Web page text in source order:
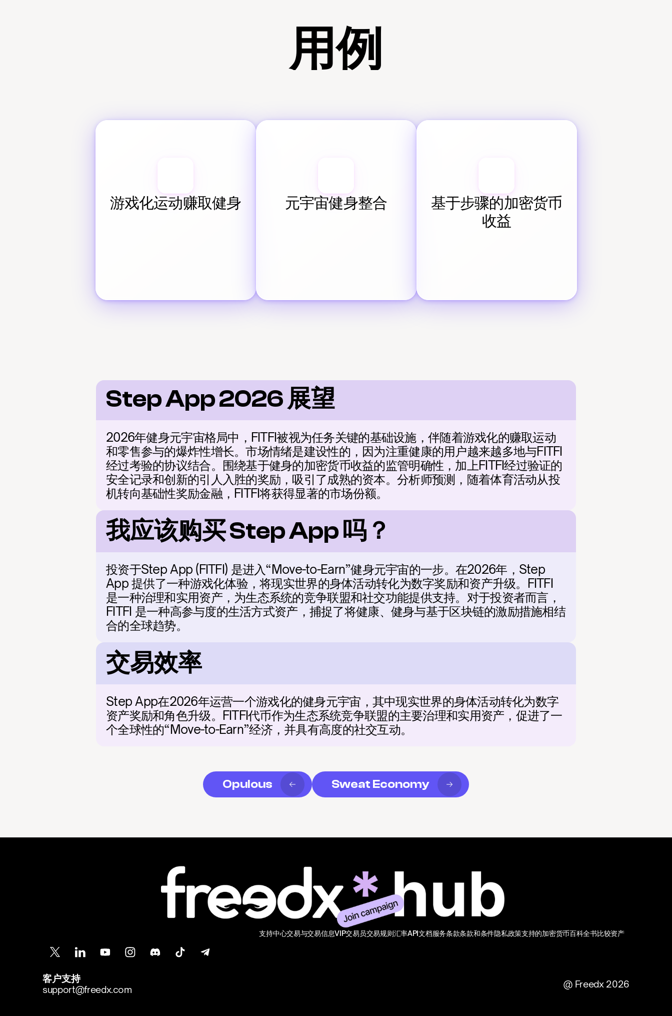
用例
游戏化运动赚取健身 元宇宙健身整合
基于步骤的加密货币
收益
Step App 2026 展望
2026年健身元宇宙格局中，FITFI被视为任务关键的基础设施，伴随着游戏化的赚取运动
和零售参与的爆炸性增长。市场情绪是建设性的，因为注重健康的用户越来越多地与FITFI
经过考验的协议结合。围绕基于健身的加密货币收益的监管明确性，加上FITFI经过验证的
安全记录和创新的引人入胜的奖励，吸引了成熟的资本。分析师预测，随着体育活动从投
机转向基础性奖励金融，FITFI将获得显著的市场份额。
我应该购买 Step App 吗？
投资于Step App (FITFI) 是进入“Move-to-Earn”健身元宇宙的一步。在2026年，Step
App 提供了一种游戏化体验，将现实世界的身体活动转化为数字奖励和资产升级。FITFI
是一种治理和实用资产，为生态系统的竞争联盟和社交功能提供支持。对于投资者而言，
FITFI 是一种高参与度的生活方式资产，捕捉了将健康、健身与基于区块链的激励措施相结
合的全球趋势。
交易效率
Step App在2026年运营一个游戏化的健身元宇宙，其中现实世界的身体活动转化为数字
资产奖励和角色升级。FITFI代币作为生态系统竞争联盟的主要治理和实用资产，促进了一
个全球性的“Move-to-Earn”经济，并具有高度的社交互动。
Opulous Sweat Economy
支持中心交易与交易信息VIP交易员交易规则汇率API文档服务条款条款和条件隐私政策支持的加密货币百科全书比较资产
客户支持
support@freedx.com
@ Freedx 2026